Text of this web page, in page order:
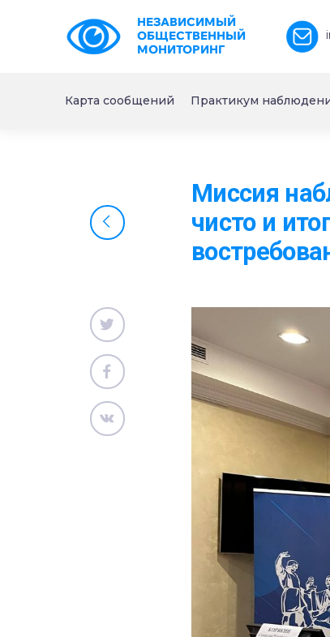
НЕЗАВИСИМЫЙ
ОБЩЕСТВЕННЫЙ
МОНИТОРИНГ
Карта сообщений Практикум
Миссия
чисто и